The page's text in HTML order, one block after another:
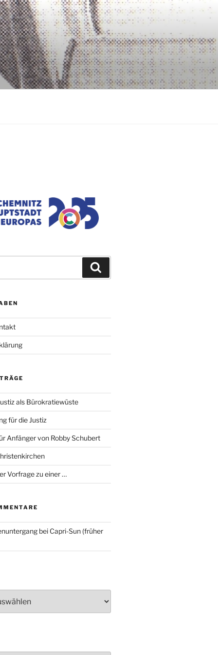
als Bürokratiewüste
für die Justiz
Anfänger von Robby Schubert
Vorfrage zu einer …
bei Capri-Sun (früher